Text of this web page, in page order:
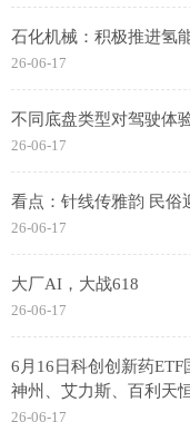
石化机械：积极推进氢
26-06-17
不同底盘类型对驾驶体
26-06-17
看点：针线传雅韵 民俗
26-06-17
大厂AI，大战618
26-06-17
6月16日科创创新药
神州、艾力斯、百利天
26-06-17